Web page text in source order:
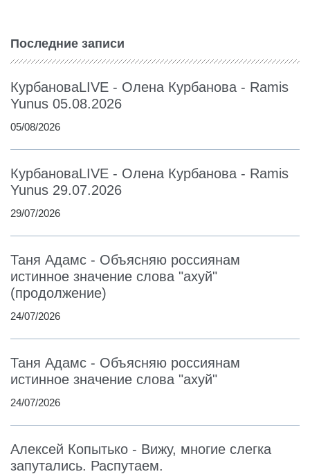
Последние записи
КурбановаLIVE - Олена Курбанова - Ramis
Yunus 05.08.2026
05/08/2026
КурбановаLIVE - Олена Курбанова - Ramis
Yunus 29.07.2026
29/07/2026
Таня Адамс - Объясняю россиянам
истинное значение слова "ахуй"
(продолжение)
24/07/2026
Таня Адамс - Объясняю россиянам
истинное значение слова "ахуй"
24/07/2026
Алексей Копытько - Вижу, многие слегка
запутались. Распутаем.